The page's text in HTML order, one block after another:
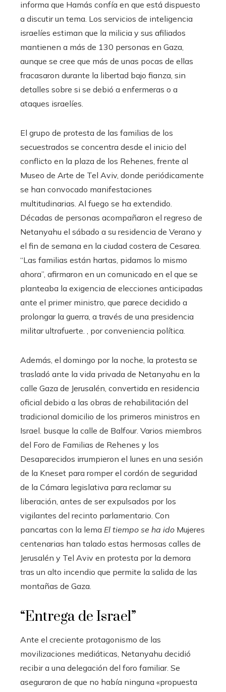
informa que Hamás confía en que está dispuesto
a discutir un tema. Los servicios de inteligencia
israelíes estiman que la milicia y sus afiliados
mantienen a más de 130 personas en Gaza,
aunque se cree que más de unas pocas de ellas
fracasaron durante la libertad bajo fianza, sin
detalles sobre si se debió a enfermeras o a
ataques israelíes.
El grupo de protesta de las familias de los
secuestrados se concentra desde el inicio del
conflicto en la plaza de los Rehenes, frente al
Museo de Arte de Tel Aviv, donde periódicamente
se han convocado manifestaciones
multitudinarias. Al fuego se ha extendido.
Décadas de personas acompañaron el regreso de
Netanyahu el sábado a su residencia de Verano y
el fin de semana en la ciudad costera de Cesarea.
“Las familias están hartas, pidamos lo mismo
ahora”, afirmaron en un comunicado en el que se
planteaba la exigencia de elecciones anticipadas
ante el primer ministro, que parece decidido a
prolongar la guerra, a través de una presidencia
militar ultrafuerte. , por conveniencia política.
Además, el domingo por la noche, la protesta se
trasladó ante la vida privada de Netanyahu en la
calle Gaza de Jerusalén, convertida en residencia
oficial debido a las obras de rehabilitación del
tradicional domicilio de los primeros ministros en
Israel. busque la calle de Balfour. Varios miembros
del Foro de Familias de Rehenes y los
Desaparecidos irrumpieron el lunes en una sesión
de la Kneset para romper el cordón de seguridad
de la Cámara legislativa para reclamar su
liberación, antes de ser expulsados ​​por los
vigilantes del recinto parlamentario. Con
pancartas con la lema El tiempo se ha ido Mujeres
centenarias han talado estas hermosas calles de
Jerusalén y Tel Aviv en protesta por la demora
tras un alto incendio que permite la salida de las
montañas de Gaza.
“Entrega de Israel”
Ante el creciente protagonismo de las
movilizaciones mediáticas, Netanyahu decidió
recibir a una delegación del foro familiar. Se
aseguraron de que no había ninguna «propuesta